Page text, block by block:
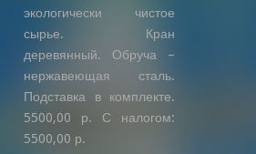
экологически чистое
сырье. Кран
деревянный. Обруча –
нержавеющая сталь.
Подставка в комплекте.
5500,00 р. С налогом:
5500,00 р.